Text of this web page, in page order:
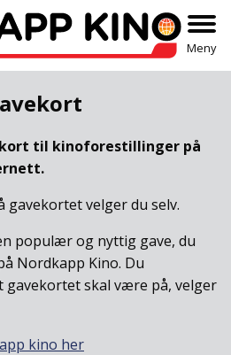
Meny
til kinoforestillinger på
gavekortet velger du selv.
populær og nyttig gave, du
Nordkapp Kino. Du
gavekortet skal være på, velger
kino her